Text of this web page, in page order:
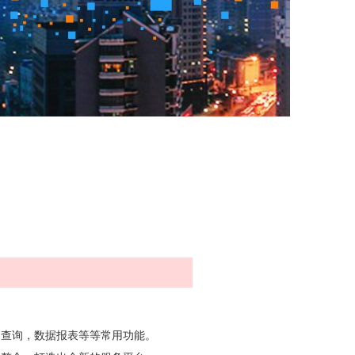
询，数据报表等等常用功能。